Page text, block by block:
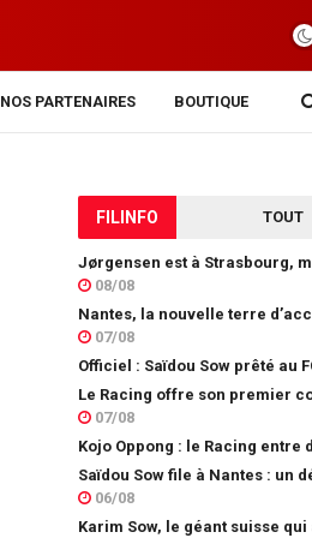
NOS PARTENAIRES BOUTIQUE
FIL INFO TOUT
08/08
07/08
Officiel : Saïdou Sow prêté au
07/08
Kojo Oppong : le Racing entre
06/08